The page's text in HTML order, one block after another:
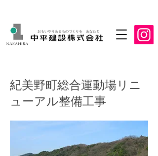
おもいやりあるものづくりを あなたと
紀美野町総合運動場リニ
ューアル整備工事